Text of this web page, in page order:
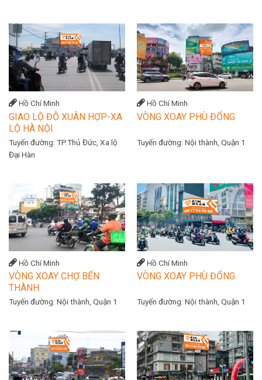
Hồ Chí Minh
GIAO LỘ ĐỖ XUÂN HỢP-XA
LỘ HÀ NỘI
Tuyến đường: TP.Thủ Đức, Xa lộ
Đại Hàn
Hồ Chí Minh
VÒNG XOAY PHÙ ĐỔNG
Tuyến đường: Nội thành, Quận 1
Hồ Chí Minh
VÒNG XOAY CHỢ BẾN
THÀNH
Tuyến đường: Nội thành, Quận 1
Hồ Chí Minh
VÒNG XOAY PHÙ ĐỔNG
Tuyến đường: Nội thành, Quận 1